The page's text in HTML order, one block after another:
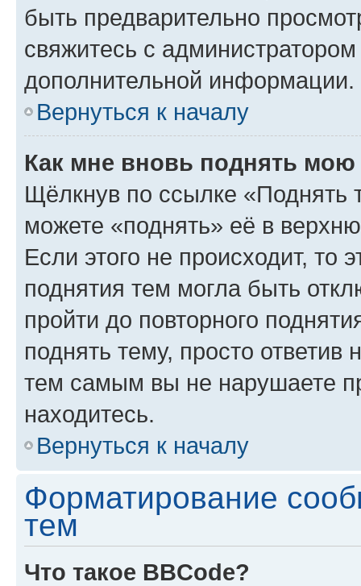
быть предварительно
свяжитесь с
дополнительной информации.
Вернуться к началу
Как мне вновь поднять мою
Щёлкнув по ссылке «Поднять
можете «поднять» её в
Если этого не происходит, то
поднятия тем могла быть
пройти до повторного
поднять тему, просто ответив
тем самым вы не нарушаете
находитесь.
Вернуться к началу
Форматирование
тем
Что такое BBCode?